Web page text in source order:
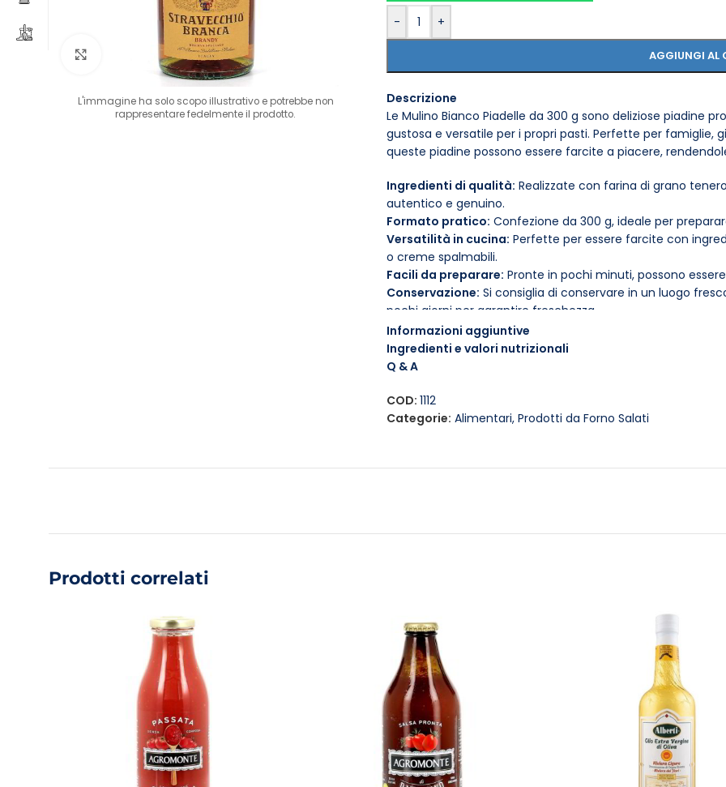
Clicca per ingrandire
L'immagine ha solo scopo illustrativo e potrebbe non
rappresentare fedelmente il prodotto.
- +
AGGIUNGI AL
Descrizione
Le Mulino Bianco Piadelle da 300 g sono deliziose piadine
gustosa e versatile per i propri pasti. Perfette per famiglie,
queste piadine possono essere farcite a piacere,
Ingredienti di qualità: Realizzate con farina di grano
autentico e genuino.
Formato pratico: Confezione da 300 g, ideale per
Versatilità in cucina: Perfette per essere farcite con
o creme spalmabili.
Facili da preparare: Pronte in pochi minuti, possono
Conservazione: Si consiglia di conservare in un luogo
pochi giorni per garantire freschezza.
Prive di conservanti:Un prodotto naturale, senza additivi
Le Mulino Bianco Piadelle sono perfette per un pranzo
diverse combinazioni di farciture per creare piatti sempre
Informazioni aggiuntive
Ingredienti e valori nutrizionali
Q & A
COD:1112
Categorie: Alimentari, Prodotti da Forno Salati
Prodotti correlati